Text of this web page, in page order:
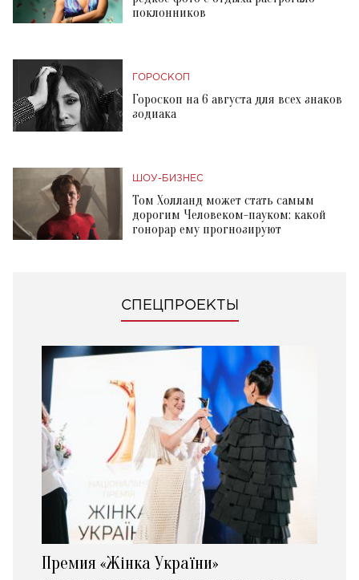
поклонников
ГОРОСКОП
Гороскоп на 6 августа для всех знаков
зодиака
ШОУ-БИЗНЕС
Том Холланд может стать самым
дорогим Человеком-пауком: какой
гонорар ему прогнозируют
СПЕЦПРОЕКТЫ
Премия «Жінка України»